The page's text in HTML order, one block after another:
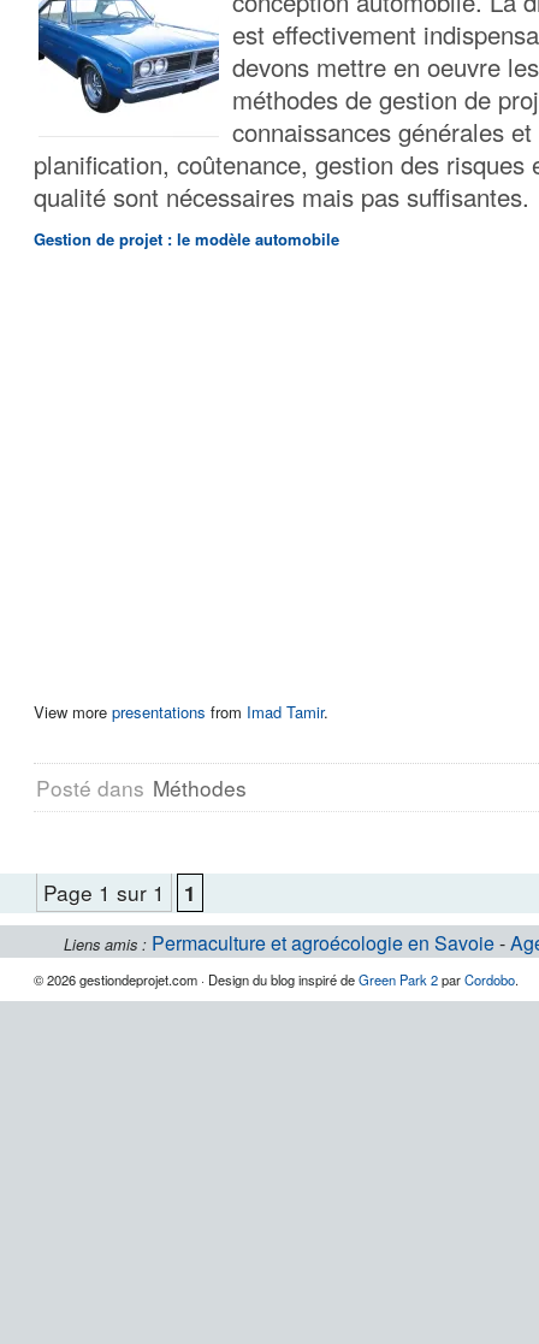
est effectivement
devons mettre en oeuvre
méthodes de gestion de
connaissances générales
planification, coûtenance, gestion des risques
qualité sont nécessaires mais pas suffisantes.
Gestion de projet : le modèle automobile
View more presentations from Imad Tamir.
Posté dans Méthodes
Page 1 sur 1 1
Liens amis : Permaculture et agroécologie en Savoie-
© 2026 gestiondeprojet.com · Design du blog inspiré deGreen Park 2parCordobo.